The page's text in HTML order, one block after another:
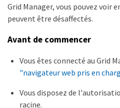
Grid Manager, vous pouvez voir
peuvent être désaffectés.
Avant de commencer
Vous êtes connecté au Grid
"navigateur web pris en
Vous disposez de
racine.